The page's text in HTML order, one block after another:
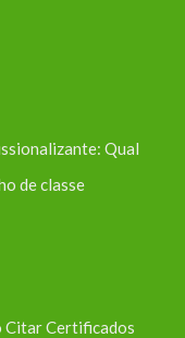
Qual
de classe
Citar Certificados